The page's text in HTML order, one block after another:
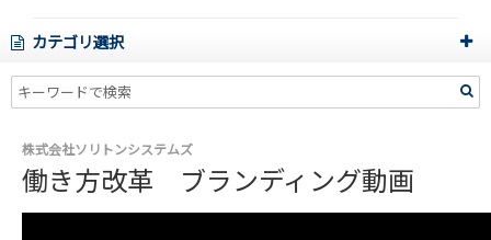
カテゴリ選択
株式会社ソリトンシステムズ
働き方改革 ブランディング動画